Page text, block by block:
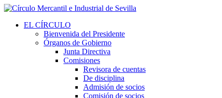
EL CÍRCULO
Bienvenida del Presidente
Órganos de Gobierno
Junta Directiva
Comisiones
Revisora de cuentas
De disciplina
Admisión de socios
Comisión de socios